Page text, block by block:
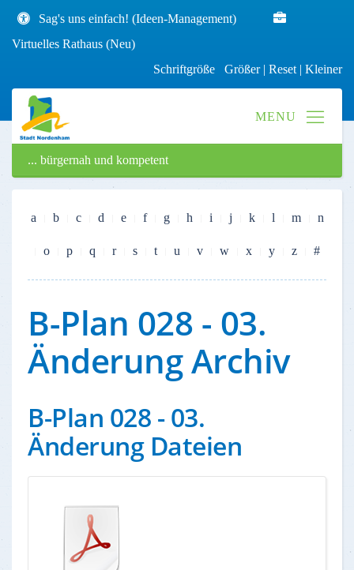
Sag's uns einfach! (Ideen-Management)
Virtuelles Rathaus (Neu)
Schriftgröße Größer| Reset | Kleiner
... bürgernah und kompetent
a b c d e f g h i j k l m n
o p q r s t u v w x y z #
B-Plan 028 - 03.
Änderung Archiv
B-Plan 028 - 03.
Änderung Dateien